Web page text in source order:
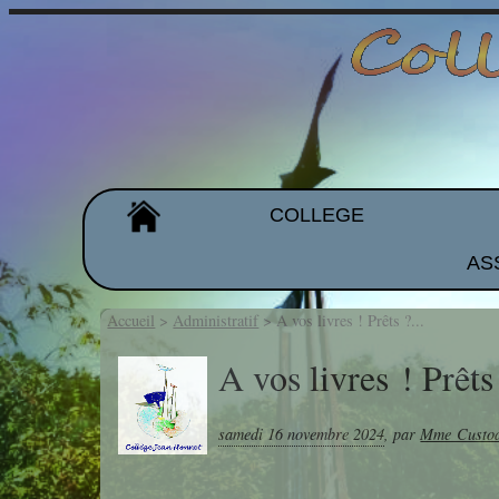
COLLEGE
Les équipes
Projet d'établissement
Accueil > Administratif >A vos livres ! Prêts ?...
A vos livres !
samedi 16 novembre 2024,parMme